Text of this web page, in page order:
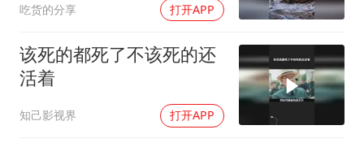
情侣在平潭拍日出时坠崖致一死一伤
乐享全民健身 共筑健康中国
吃货的分享 打开APP
该死的都死了不该死的还
活着
知己影视界 打开APP